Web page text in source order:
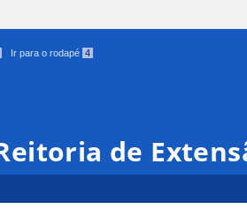
Ir para o rodapé 4
de